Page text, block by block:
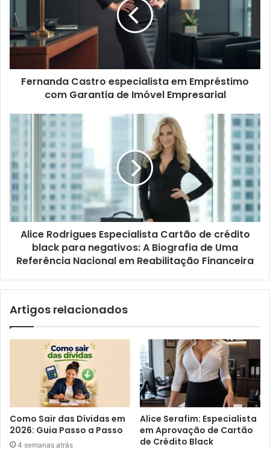
Fernanda Castro especialista em Empréstimo
com Garantia de Imóvel Empresarial
Alice Rodrigues Especialista Cartão de crédito
black para negativos: A Biografia de Uma
Referência Nacional em Reabilitação Financeira
Artigos relacionados
Como Sair das Dívidas em
2026: Guia Passo a Passo
4 semanas atrás
Alice Serafim: Especialista
em Aprovação de Cartão
de Crédito Black